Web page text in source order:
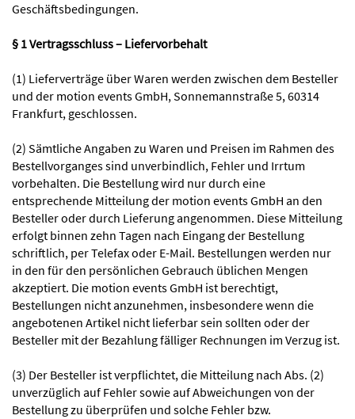
Geschäftsbedingungen.
§ 1 Vertragsschluss – Liefervorbehalt
(1) Lieferverträge über Waren werden zwischen dem Besteller
und der motion events GmbH, Sonnemannstraße 5, 60314
Frankfurt, geschlossen.
(2) Sämtliche Angaben zu Waren und Preisen im Rahmen des
Bestellvorganges sind unverbindlich, Fehler und Irrtum
vorbehalten. Die Bestellung wird nur durch eine
entsprechende Mitteilung der motion events GmbH an den
Besteller oder durch Lieferung angenommen. Diese Mitteilung
erfolgt binnen zehn Tagen nach Eingang der Bestellung
schriftlich, per Telefax oder E-Mail. Bestellungen werden nur
in den für den persönlichen Gebrauch üblichen Mengen
akzeptiert. Die motion events GmbH ist berechtigt,
Bestellungen nicht anzunehmen, insbesondere wenn die
angebotenen Artikel nicht lieferbar sein sollten oder der
Besteller mit der Bezahlung fälliger Rechnungen im Verzug ist.
(3) Der Besteller ist verpflichtet, die Mitteilung nach Abs. (2)
unverzüglich auf Fehler sowie auf Abweichungen von der
Bestellung zu überprüfen und solche Fehler bzw.